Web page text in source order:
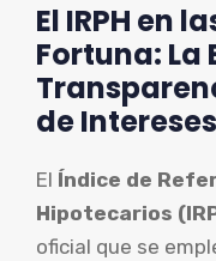
El IRPH en
Fortuna: La
de Intereses
El Índice de
Hipotecarios
oficial que se